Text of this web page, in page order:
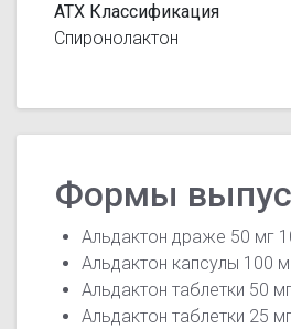
АТХ Классификация
Спиронолактон
Формы
Альдактон драже 50 мг
Альдактон капсулы 100
Альдактон таблетки 50
Альдактон таблетки 25